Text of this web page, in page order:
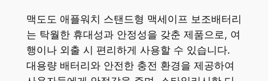
맥도도 애플워치 스탠드형 맥세이프 보조배터리
는 탁월한 휴대성과 안정성을 갖춘 제품으로, 여
행이나 외출 시 편리하게 사용할 수 있습니다.
대용량 배터리와 안전한 충전 환경을 제공하여